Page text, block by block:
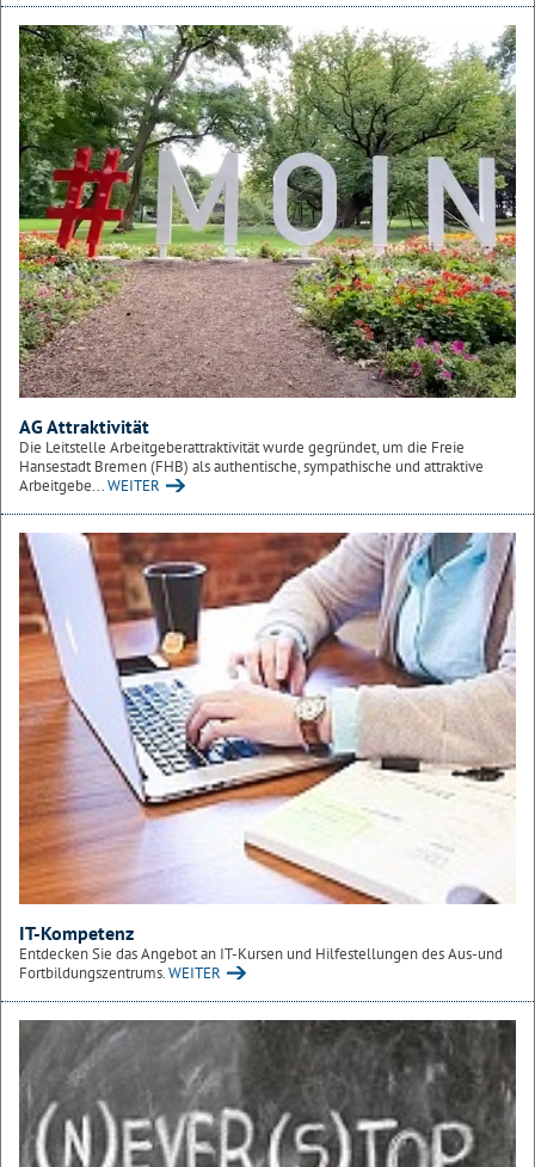
AG Attraktivität
Die Leitstelle Arbeitgeberattraktivität wurde gegründet, um die Freie
Hansestadt Bremen (FHB) als authentische, sympathische und attraktive
Arbeitgebe...WEITER
IT-Kompetenz
Entdecken Sie das Angebot an IT-Kursen und Hilfestellungen des Aus-und
Fortbildungszentrums.WEITER